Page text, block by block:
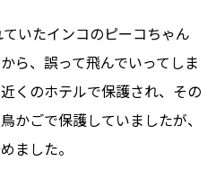
いたインコのピーコちゃん
ら、誤って飛んでいってしま
くのホテルで保護され、その
かごで保護していましたが、
ました。